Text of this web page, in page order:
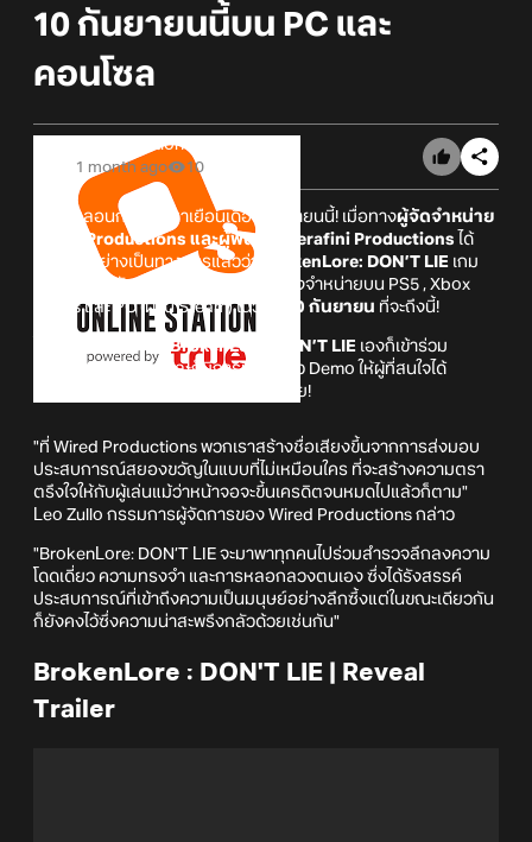
10 กันยายนนี้บน PC และ
คอนโซล
Online Station
1 month ago
10
ความหลอนกำลังจะมาเยือนเดือนกันยายนนี้! เมื่อทางผู้จัดจำหน่าย
Wired Productions และผู้พัฒนา Serafini Productions ได้
ประกาศอย่างเป็นทางการแล้วว่า
BrokenLore: DON’T LIE เกม
แนวสยองขวัญจิตวิทยามีกำหนดจะวางจำหน่ายบน PS5 , Xbox
Series และ PC (ผ่าน Steam) ในวันที่
10 กันยายน ที่จะถึงนี้!
BrokenLore: DON’T LIE เองก็เข้าร่วม
Steam Next Dest และก็มีการปล่อยตัว Demo ให้ผู้ที่สนใจได้
สามารถมาลิ้มรสความหลอนกันอยู่ด้วย!
"ที่ Wired Productions พวกเราสร้างชื่อเสียงขึ้นจากการส่งมอบ
ประสบการณ์สยองขวัญในแบบที่ไม่เหมือนใคร ที่จะสร้างความตรา
ตรึงใจให้กับผู้เล่นแม้ว่าหน้าจอจะขึ้นเครดิตจนหมดไปแล้วก็ตาม"
Leo Zullo กรรมการผู้จัดการของ Wired Productions กล่าว
"BrokenLore: DON’T LIE จะมาพาทุกคนไปร่วมสำรวจลึกลงความ
โดดเดี่ยว ความทรงจำ และการหลอกลวงตนเอง ซึ่งได้รังสรรค์
ประสบการณ์ที่เข้าถึงความเป็นมนุษย์อย่างลึกซึ้งแต่ในขณะเดียวกัน
ก็ยังคงไว้ซึ่งความน่าสะพรึงกลัวด้วยเช่นกัน"
BrokenLore : DON'T LIE | Reveal
Trailer